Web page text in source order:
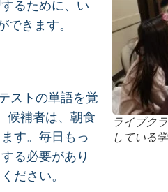
ライブク
している
るために、い
できます。
ストの単語を覚
候補者は、朝食
す。毎日もっ
る必要があり
ださい。